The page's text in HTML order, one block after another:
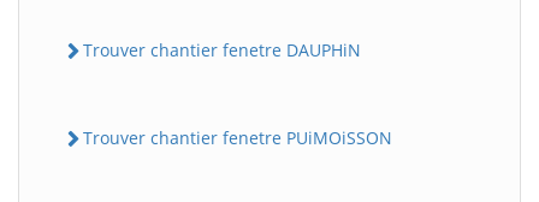
Trouver chantier fenetre DAUPHiN
Trouver chantier fenetre PUiMOiSSON